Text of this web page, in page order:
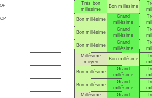
Très bon
millésime
Bon millésime
Bon millésime
Grand
millésime
Bon millésime
Grand
millésime
Bon millésime
Grand
millésime
Millésime
moyen
Bon millésime
Bon millésime
Grand
millésime
Bon millésime
Grand
millésime
Millésime
Grand